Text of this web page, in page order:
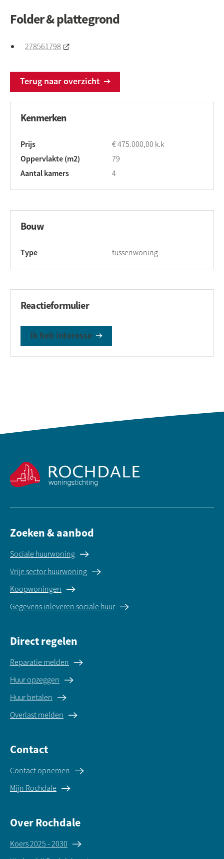
Folder & plattegrond
278561798
Terug naar overzicht
Kenmerken
Prijs € 475.000,00 k.k
Oppervlakte (m2) 79
Aantal kamers 4
Bouw
Type tussenwoning
Reactieformulier
Ik heb interesse
Zoeken & aanbod
Sociale huurwoning
Vrije sector huurwoning
Koopwoningen
Gegevens inleveren sociale huur
Direct regelen
Reparatie melden
Huur opzeggen
Huur betalen
Overlast melden
Contact
Contact opnemen
Mijn Rochdale
Over Rochdale
Koers 2025 - 2030